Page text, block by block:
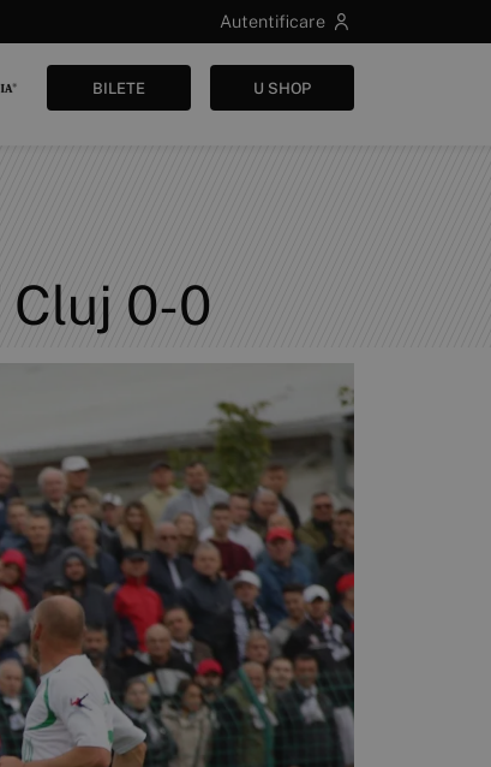
Autentificare
BILETE U SHOP
Cluj 0-0